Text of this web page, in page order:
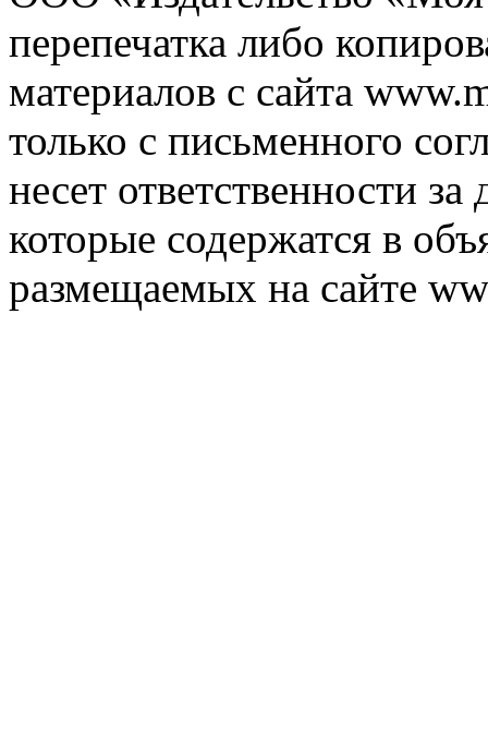
перепечатка либо
материалов с сайта
только с письменного
несет ответственности
которые содержатся в
размещаемых на сайте